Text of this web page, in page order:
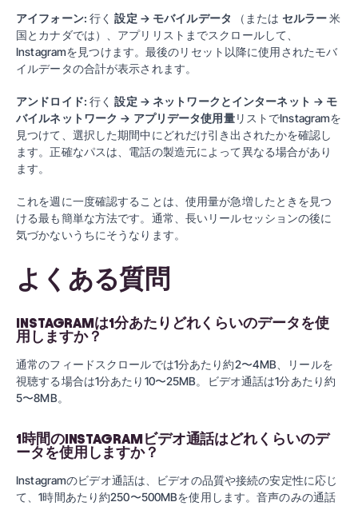
アイフォーン: 行く設定 → モバイルデータ （または セルラー米
国とカナダでは）、アプリリストまでスクロールして、
Instagramを見つけます。最後のリセット以降に使用されたモバ
イルデータの合計が表示されます。
アンドロイド: 行く設定 → ネットワークとインターネット → モ
バイルネットワーク → アプリデータ使用量リストでInstagramを
見つけて、選択した期間中にどれだけ引き出されたかを確認し
ます。正確なパスは、電話の製造元によって異なる場合があり
ます。
これを週に一度確認することは、使用量が急増したときを見つ
ける最も簡単な方法です。通常、長いリールセッションの後に
気づかないうちにそうなります。
よくある質問
INSTAGRAMは1分あたりどれくらいのデータを使
用しますか？
通常のフィードスクロールでは1分あたり約2〜4MB、リールを
視聴する場合は1分あたり10〜25MB。ビデオ通話は1分あたり約
5〜8MB。
1時間のINSTAGRAMビデオ通話はどれくらいのデ
ータを使用しますか？
Instagramのビデオ通話は、ビデオの品質や接続の安定性に応じ
て、1時間あたり約250〜500MBを使用します。音声のみの通話